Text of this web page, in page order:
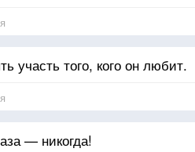
участь того, кого он любит.
— никогда!